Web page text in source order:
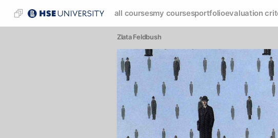
all coursesmy coursesportfolioevaluation
Zlata Feldbush